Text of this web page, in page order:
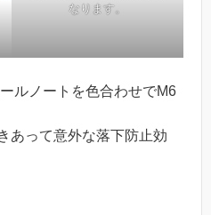
なります。
ルノートを色合わせでM6
あって意外な落下防止効